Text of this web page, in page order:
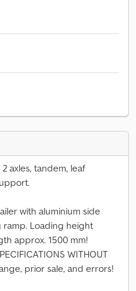
axles, tandem, leaf
with aluminium side
ramp. Loading height
approx. 1500 mm!
WITHOUT
prior sale, and errors!